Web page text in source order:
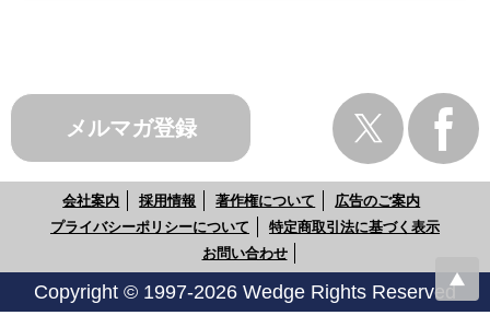
メルマガ登録
会社案内 採用情報 著作権について
広告のご案内
プライバシーポリシーについて
特定商取引法に基づく表示
お問い合わせ
Copyright © 1997-2026 Wedge Rights Reserved